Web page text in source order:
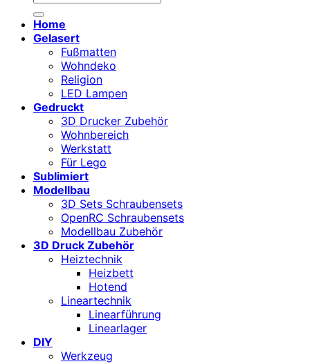
Home
Gelasert
Fußmatten
Wohndeko
Religion
LED Lampen
Gedruckt
3D Drucker Zubehör
Wohnbereich
Werkstatt
Für Lego
Sublimiert
Modellbau
3D Sets Schraubensets
OpenRC Schraubensets
Modellbau Zubehör
3D Druck Zubehör
Heiztechnik
Heizbett
Hotend
Lineartechnik
Linearführung
Linearlager
DIY
Werkzeug